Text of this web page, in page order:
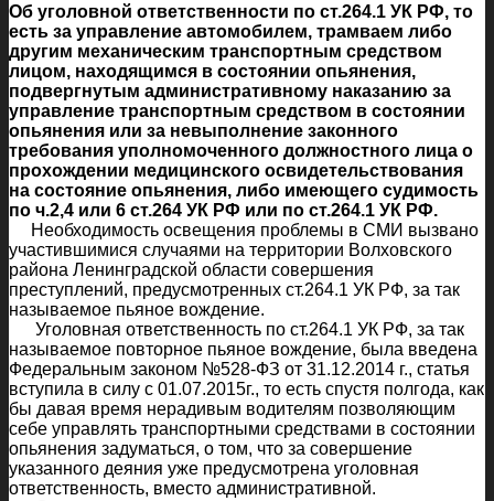
Об уголовной ответственности по ст.264.1 УК РФ, то
есть за управление автомобилем, трамваем либо
другим механическим транспортным средством
лицом, находящимся в состоянии опьянения,
подвергнутым административному наказанию за
управление транспортным средством в состоянии
опьянения или за невыполнение законного
требования уполномоченного должностного лица о
прохождении медицинского освидетельствования
на состояние опьянения, либо имеющего судимость
по ч.2,4 или 6 ст.264 УК РФ или по ст.264.1 УК РФ.
Необходимость освещения проблемы в СМИ вызвано
участившимися случаями на территории Волховского
района Ленинградской области совершения
преступлений, предусмотренных ст.264.1 УК РФ, за так
называемое пьяное вождение.
Уголовная ответственность по ст.264.1 УК РФ, за так
называемое повторное пьяное вождение, была введена
Федеральным законом №528-ФЗ от 31.12.2014 г., статья
вступила в силу с 01.07.2015г., то есть спустя полгода, как
бы давая время нерадивым водителям позволяющим
себе управлять транспортными средствами в состоянии
опьянения задуматься, о том, что за совершение
указанного деяния уже предусмотрена уголовная
ответственность, вместо административной.